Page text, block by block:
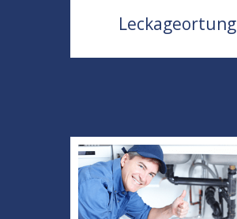
Leckageortung